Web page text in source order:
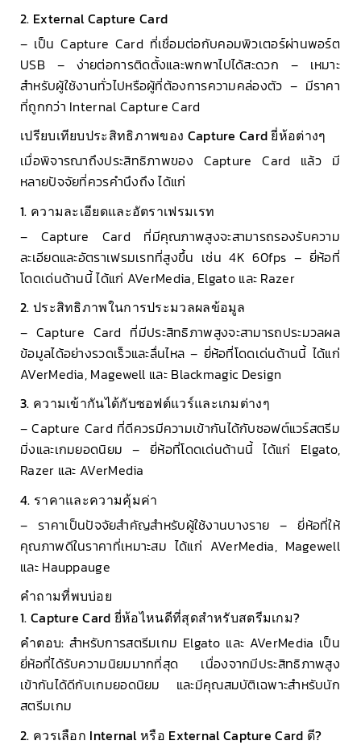
2. External Capture Card
– เป็น Capture Card ที่เชื่อมต่อกับคอมพิวเตอร์ผ่านพอร์ต
USB – ง่ายต่อการติดตั้งและพกพาไปได้สะดวก – เหมาะ
สำหรับผู้ใช้งานทั่วไปหรือผู้ที่ต้องการความคล่องตัว – มีราคา
ที่ถูกกว่า Internal Capture Card
เปรียบเทียบประสิทธิภาพของ Capture Card ยี่ห้อต่างๆ
เมื่อพิจารณาถึงประสิทธิภาพของ Capture Card แล้ว มี
หลายปัจจัยที่ควรคำนึงถึง ได้แก่
1. ความละเอียดและอัตราเฟรมเรท
– Capture Card ที่มีคุณภาพสูงจะสามารถรองรับความ
ละเอียดและอัตราเฟรมเรทที่สูงขึ้น เช่น 4K 60fps – ยี่ห้อที่
โดดเด่นด้านนี้ ได้แก่ AVerMedia, Elgato และ Razer
2. ประสิทธิภาพในการประมวลผลข้อมูล
– Capture Card ที่มีประสิทธิภาพสูงจะสามารถประมวลผล
ข้อมูลได้อย่างรวดเร็วและลื่นไหล – ยี่ห้อที่โดดเด่นด้านนี้ ได้แก่
AVerMedia, Magewell และ Blackmagic Design
3. ความเข้ากันได้กับซอฟต์แวร์และเกมต่างๆ
– Capture Card ที่ดีควรมีความเข้ากันได้กับซอฟต์แวร์สตรีม
มิ่งและเกมยอดนิยม – ยี่ห้อที่โดดเด่นด้านนี้ ได้แก่ Elgato,
Razer และ AVerMedia
4. ราคาและความคุ้มค่า
– ราคาเป็นปัจจัยสำคัญสำหรับผู้ใช้งานบางราย – ยี่ห้อที่ให้
คุณภาพดีในราคาที่เหมาะสม ได้แก่ AVerMedia, Magewell
และ Hauppauge
คำถามที่พบบ่อย
1. Capture Card ยี่ห้อไหนดีที่สุดสำหรับสตรีมเกม?
คำตอบ: สำหรับการสตรีมเกม Elgato และ AVerMedia เป็น
ยี่ห้อที่ได้รับความนิยมมากที่สุด เนื่องจากมีประสิทธิภาพสูง
เข้ากันได้ดีกับเกมยอดนิยม และมีคุณสมบัติเฉพาะสำหรับนัก
สตรีมเกม
2. ควรเลือก Internal หรือ External Capture Card ดี?